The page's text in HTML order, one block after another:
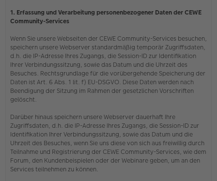
1. Erfassung und Verarbeitung personenbezogener Daten der CEWE
Community-Services
Wenn Sie unsere Webseiten der CEWE Community-Services besuchen,
speichern unsere Webserver standardmäßig temporär Zugriffsdaten,
d.h. die IP-Adresse Ihres Zugangs, die Session-ID zur Identifikation
Ihrer Verbindungssitzung, sowie das Datum und die Uhrzeit des
Besuches. Rechtsgrundlage für die vorübergehende Speicherung der
Daten ist Art. 6 Abs. 1 lit. f) EU-DSGVO. Diese Daten werden nach
Beendigung der Sitzung im Rahmen der gesetzlichen Vorschriften
gelöscht.
Darüber hinaus speichern unsere Webserver dauerhaft Ihre
Zugriffsdaten, d.h. die IP-Adresse Ihres Zugangs, die Session-ID zur
Identifikation Ihrer Verbindungssitzung, sowie das Datum und die
Uhrzeit des Besuches, wenn Sie uns diese von sich aus freiwillig durch
Teilnahme und Registrierung der CEWE Community-Services, wie dem
Forum, den Kundenbeispielen oder der Webinare geben, um an den
Services teilnehmen zu können.